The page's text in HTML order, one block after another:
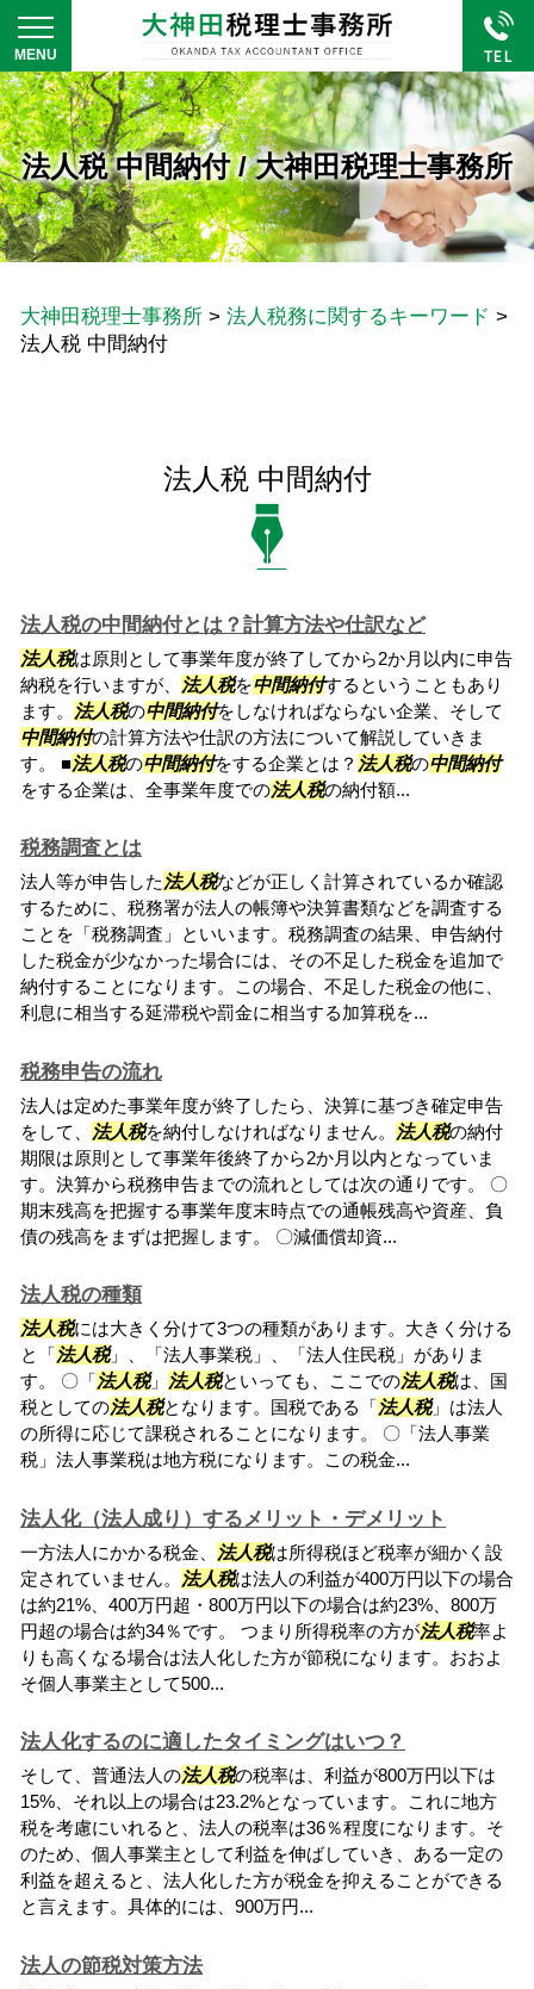
法人税 中間納付 / 大神田税理士事務所
大神田税理士事務所 > 法人税務に関するキーワード >
法人税 中間納付
法人税 中間納付
法人税の中間納付とは？計算方法や仕訳など
法人税は原則として事業年度が終了してから2か月以内に申告
納税を行いますが、
法人税を中間納付するということもあり
ます。
法人税の中間納付をしなければならない企業、そして
中間納付の計算方法や仕訳の方法について解説していきま
す。 ■法人税の中間納付をする企業とは？ 法人税の中間納付
をする企業は、全事業年度での法人税の納付額...
税務調査とは
法人等が申告した 法人税などが正しく計算されているか確認
するために、税務署が法人の帳簿や決算書類などを調査する
ことを「税務調査」といいます。税務調査の結果、申告納付
した税金が少なかった場合には、その不足した税金を追加で
納付することになります。この場合、不足した税金の他に、
利息に相当する延滞税や罰金に相当する加算税を...
税務申告の流れ
法人は定めた事業年度が終了したら、決算に基づき確定申告
をして、
法人税を納付しなければなりません。 法人税の納付
期限は原則として事業年後終了から2か月以内となっていま
す。決算から税務申告までの流れとしては次の通りです。 〇
期末残高を把握する事業年度末時点での通帳残高や資産、負
債の残高をまずは把握します。 〇減価償却資...
法人税の種類
法人税には大きく分けて3つの種類があります。大きく分ける
と「法人税」、「法人事業税」、「法人住民税」がありま
す。 〇「法人税」 法人税といっても、ここでの法人税は、国
税としての法人税となります。国税である「法人税」は法人
の所得に応じて課税されることになります。 〇「法人事業
税」法人事業税は地方税になります。この税金...
法人化（法人成り）するメリット・デメリット
一方法人にかかる税金、 法人税は所得税ほど税率が細かく設
定されていません。
法人税は法人の利益が400万円以下の場合
は約21%、400万円超・800万円以下の場合は約23%、800万
円超の場合は約34％です。 つまり所得税率の方が法人税率よ
りも高くなる場合は法人化した方が節税になります。おおよ
そ個人事業主として500...
法人化するのに適したタイミングはいつ？
そして、普通法人の法人税の税率は、利益が800万円以下は
15%、それ以上の場合は23.2%となっています。これに地方
税を考慮にいれると、法人の税率は36％程度になります。そ
のため、個人事業主として利益を伸ばしていき、ある一定の
利益を超えると、法人化した方が税金を抑えることができる
と言えます。具体的には、900万円...
法人の節税対策方法